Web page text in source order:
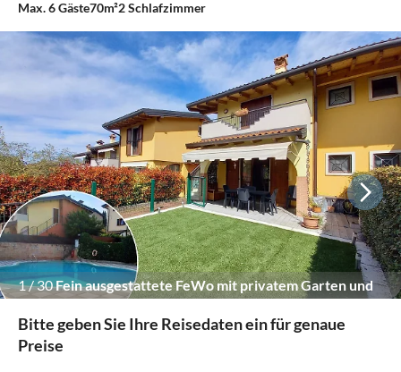
Max.6Gäste70m²2Schlafzimmer
1/30Fein ausgestattete FeWo mit privatem Garten und
Bitte geben Sie Ihre Reisedaten ein für genaue
Preise